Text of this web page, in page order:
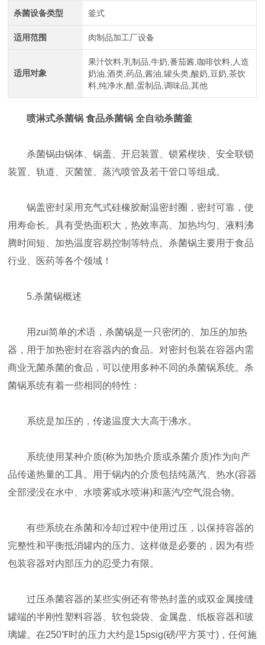
杀菌设备类型 釜式
适用范围 肉制品加工厂设备
适用对象
果汁饮料,乳制品,牛奶,番茄酱,咖啡饮料,人造
奶油,酒类,药品,酱油,罐头类,酸奶,豆奶,茶饮
料,纯净水,醋,蛋制品,调味品,其他
喷淋式杀菌锅 食品杀菌锅 全自动杀菌釜
杀菌锅由锅体、锅盖、开启装置、锁紧楔块、安全联锁
装置、轨道、灭菌筐、蒸汽喷管及若干管口等组成。
锅盖密封采用充气式硅橡胶耐温密封圈，密封可靠，使
用寿命长。具有受热面积大，热效率高、加热均匀、液料沸
腾时间短、加热温度容易控制等特点。杀菌锅主要用于食品
行业、医药等各个领域！
5.杀菌锅概述
用zui简单的术语，杀菌锅是一只密闭的、加压的加热
器，用于加热密封在容器内的食品。对密封包装在容器内需
商业无菌杀菌的食品，可以使用多种不同的杀菌锅系统。杀
菌锅系统有着一些相同的特性：
系统是加压的，传递温度大大高于沸水。
系统使用某种介质(称为加热介质或杀菌介质)作为向产
品传递热量的工具。用于锅内的介质包括纯蒸汽、热水(容器
全部浸没在水中、水喷雾或水喷淋)和蒸汽/空气混合物。
有些系统在杀菌和冷却过程中使用过压，以保持容器的
完整性和平衡抵消罐内的压力。这样做是必要的，因为有些
包装容器对内部压力的忍受力有限。
过压杀菌容器的某些实例还有带热封盖的或双金属接缝
罐端的半刚性塑料容器、软包袋袋、金属盘、纸板容器和玻
璃罐。在250℉时的压力大约是15psig(磅/平方英寸)，任何施